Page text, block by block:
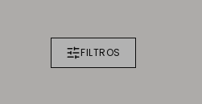
FILTROS